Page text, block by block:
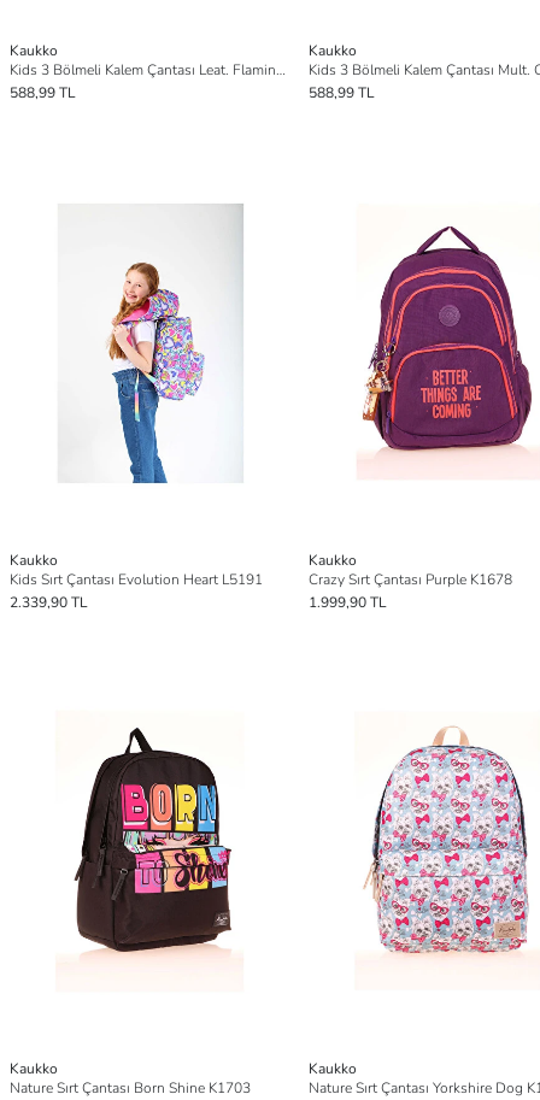
Kaukko
Kids 3 Bölmeli Kalem Çantası Leat. Flaming L8223
588,99 TL
Kaukko
588,99 TL
Kaukko
Kids Sırt Çantası Evolution Heart L5191
2.339,90 TL
Kaukko
Crazy Sırt Çantası Purple K1678
1.999,90 TL
Kaukko
Nature Sırt Çantası Born Shine K1703
Kaukko
Nature Sırt Çantası Yorkshire Dog